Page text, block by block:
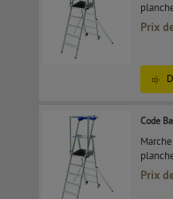
Prix
Code
Prix